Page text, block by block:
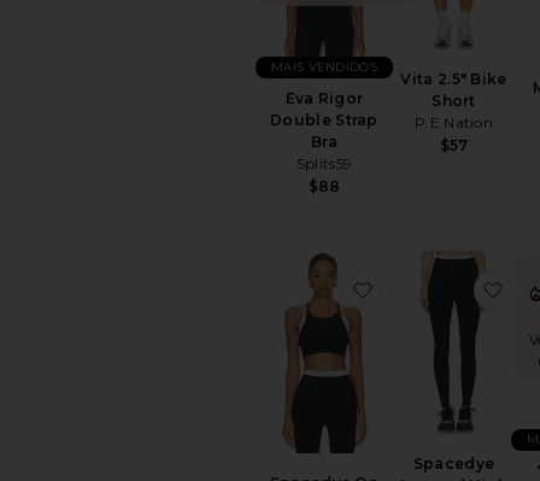
Eva Rigor
Double Strap
Bra
Splits59
$88
MAIS VENDIDOS
Vita 2.5" Bike
Short
P.E Nation
$57
favoritoSpacedye
Spacedye